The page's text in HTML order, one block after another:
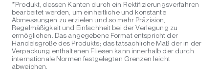
*Produkt, dessen Kanten durch ein Rektifizierungsverfahren
bearbeitet werden, um einheitliche und konstante
Abmessungen zu erzielen und so mehr Präzision,
Regelmäßigkeit und Einfachheit bei der Verlegung zu
ermöglichen. Das angegebene Format entspricht der
Handelsgröße des Produkts; das tatsächliche Maß der in der
Verpackung enthaltenen Fliesen kann innerhalb der durch
internationale Normen festgelegten Grenzen leicht
abweichen.